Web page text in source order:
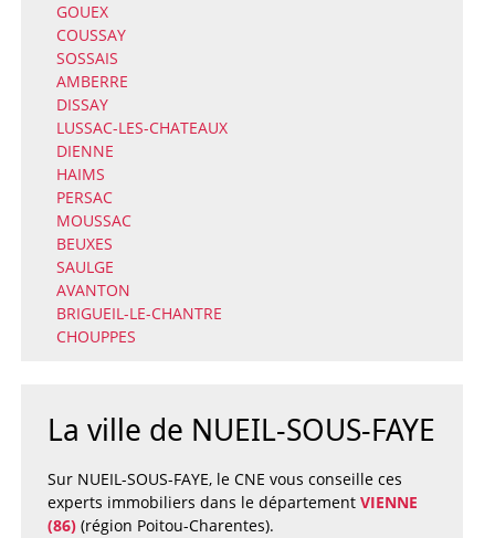
GOUEX
COUSSAY
SOSSAIS
AMBERRE
DISSAY
LUSSAC-LES-CHATEAUX
DIENNE
HAIMS
PERSAC
MOUSSAC
BEUXES
SAULGE
AVANTON
BRIGUEIL-LE-CHANTRE
CHOUPPES
La ville de NUEIL-SOUS-FAYE
Sur NUEIL-SOUS-FAYE, le CNE vous conseille ces
experts immobiliers dans le département VIENNE
(86)(région Poitou-Charentes).